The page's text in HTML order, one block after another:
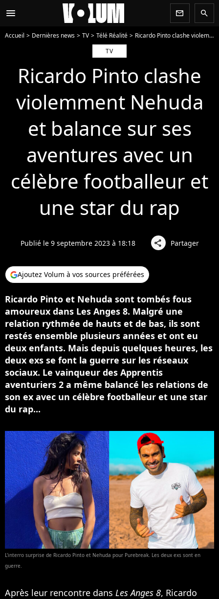
menu newsletter search
Accueil Dernières news TV Télé Réalité
Ricardo Pinto clashe violemment Nehuda et balance sur ses aventures avec un célèbre footballeur et une star du rap
TV
Ricardo Pinto clashe
violemment Nehuda
et balance sur ses
aventures avec un
célèbre footballeur et
une star du rap
Publié le 9 septembre 2023 à 18:18 share Partager
Ajoutez Volum à vos sources préférées
Ricardo Pinto et Nehuda sont tombés fous
amoureux dans Les Anges 8. Malgré une
relation rythmée de hauts et de bas, ils sont
restés ensemble plusieurs années et ont eu
deux enfants. Mais depuis quelques heures, les
deux exs se font la guerre sur les réseaux
sociaux. Le vainqueur des Apprentis
aventuriers 2 a même balancé les relations de
son ex avec un célèbre footballeur et une star
du rap...
L'interro surprise de Ricardo Pinto et Nehuda pour Purebreak. Les deux exs sont en
guerre.
Après leur rencontre dans Les Anges 8, Ricardo